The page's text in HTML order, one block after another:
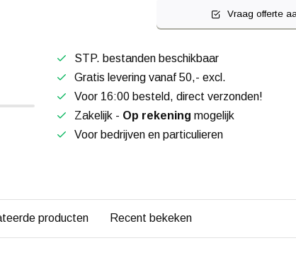
Vraag offerte
STP. bestanden beschikbaar
Gratis levering vanaf 50,- excl.
Voor 16:00 besteld, direct verzonden!
Zakelijk - Op rekening mogelijk
Voor bedrijven en particulieren
producten Recent bekeken